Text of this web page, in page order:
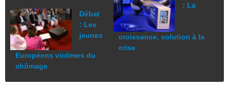
Débat
: Les
jeunes
Européens victimes du
chômage
: La
croissance, solution à la
crise